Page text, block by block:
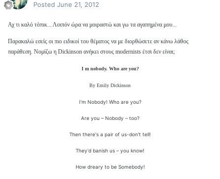
Posted June 21, 2012
Αχ τι καλό τόπικ... Λοιπόν ώρα να μοιραστώ και γω τα αγαπημένα μου...
Παρακαλώ εσείς οι πιο ειδικοί του θέματος να με διορθώσετε αν κάνω λάθος
παράθεση. Νομίζω η Dickinson ανήκει στους modernists έτσι δεν είναι;
I m nobody. Who are you?
By Emily Dickinson
I'm Nobody! Who are you?
Are you – Nobody – too?
Then there's a pair of us-don't tell!
They'd banish us – you know!
How dreary to be Somebody!